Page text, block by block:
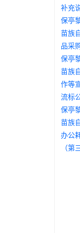
补充
保亭
苗族
品采
保亭
苗族
作等
流标
保亭
苗族
办公
（第